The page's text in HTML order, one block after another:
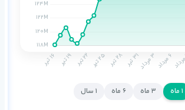
۱ ماه ۳ ماه ۶ ماه ۱ سال